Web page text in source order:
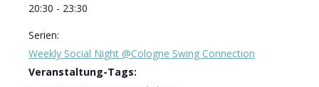
20:30 - 23:30
Serien:
Weekly Social Night @Cologne Swing Connection
Veranstaltung-Tags: